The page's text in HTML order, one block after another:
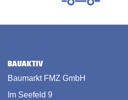
BAUAKTIV
Baumarkt FMZ GmbH
Im Seefeld 9